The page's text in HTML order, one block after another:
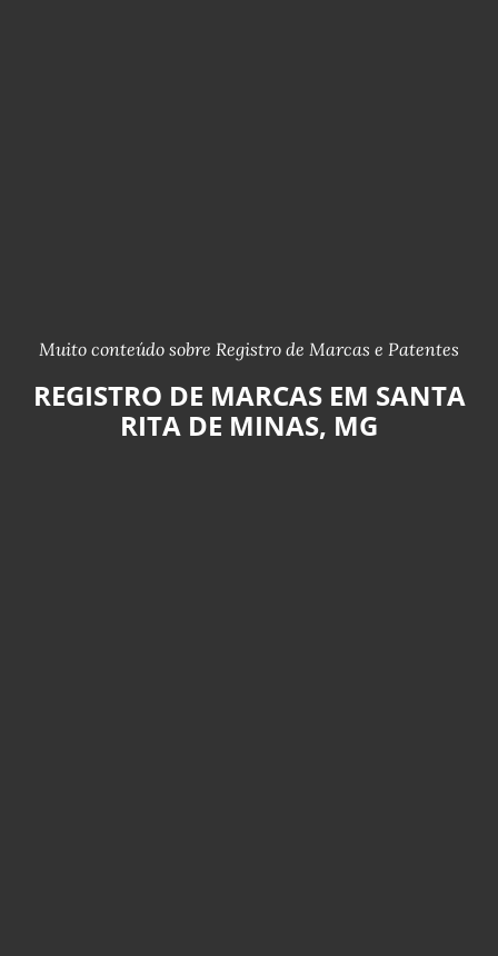
Muito conteúdo sobre Registro de Marcas e Patentes
REGISTRO DE MARCAS EM SANTA
RITA DE MINAS, MG